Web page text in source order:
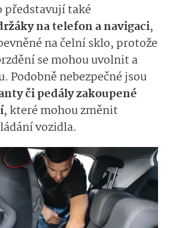
představují také
na telefon a navigaci,
na čelní sklo, protože
se mohou uvolnit a
Podobně nebezpečné jsou
či pedály zakoupené
, které mohou změnit
vozidla.